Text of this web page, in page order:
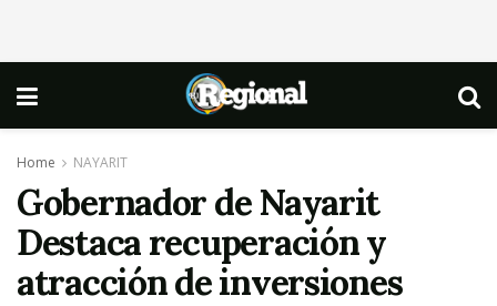
Home NAYARIT
Gobernador de Nayarit
Destaca recuperación y
atracción de inversiones